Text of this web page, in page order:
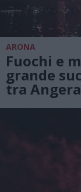
ARONA
Fuochi e
grande
tra